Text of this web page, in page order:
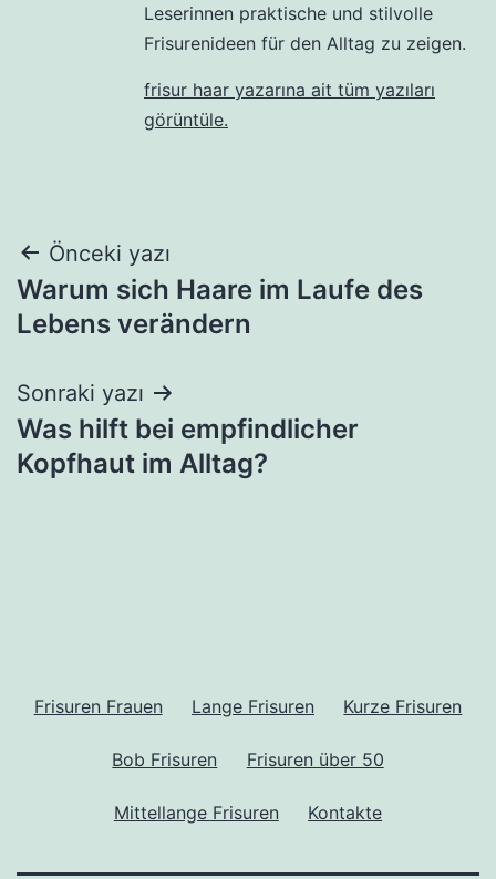
Leserinnen praktische und stilvolle
Frisurenideen für den Alltag zu zeigen.
frisur haar yazarına ait tüm yazıları
görüntüle.
Yazı
gezinmesi
Önceki yazı
Warum sich Haare im Laufe des
Lebens verändern
Sonraki yazı
Was hilft bei empfindlicher
Kopfhaut im Alltag?
Frisuren Frauen Lange Frisuren Kurze Frisuren
Bob Frisuren Frisuren über 50
Mittellange Frisuren Kontakte